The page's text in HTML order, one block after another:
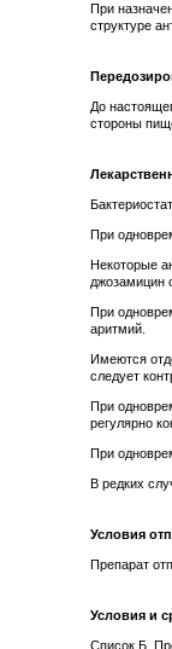
При
структуре
До
стороны
При
Некоторые
джозамицин
При
аритмий.
Имеются
следует
При
регулярно
При
В редких
Условия
Препарат
Условия и
Список Б.